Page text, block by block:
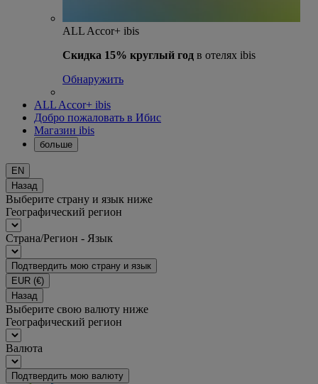
ALL Accor+ ibis
Скидка 15% круглый год в отелях ibis
Обнаружить
ALL Accor+ ibis
Добро пожаловать в Ибис
Магазин ibis
больше
EN
Назад
Выберите страну и язык ниже
Географический регион
Страна/Регион - Язык
Подтвердить мою страну и язык
EUR (€)
Назад
Выберите свою валюту ниже
Географический регион
Валюта
Подтвердить мою валюту